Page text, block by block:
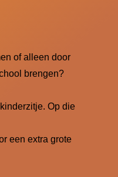
of alleen door
brengen?
Op die
een extra grote